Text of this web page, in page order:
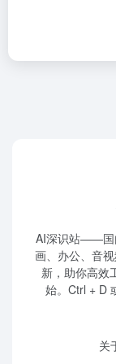
AI深识站——国
画、办公、音
新，助你高效
始。Ctrl + D
关